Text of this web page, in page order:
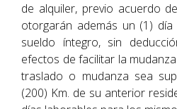
de alquiler, previo acuerdo
otorgarán además un (1)
sueldo íntegro, sin
efectos de facilitar la
traslado o mudanza sea
(200) Km. de su anterior